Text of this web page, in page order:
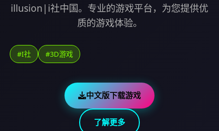
illusion|i社中国。专业的游戏平台，为您提供优
质的游戏体验。
#I社 #3D游戏
中文版下载游戏
了解更多